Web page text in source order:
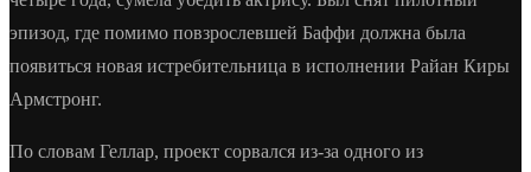
эпизод, где помимо повзрослевшей Баффи должна была
появиться новая истребительница в исполнении Райан Киры
Армстронг.
По словам Геллар, проект сорвался из-за одного из